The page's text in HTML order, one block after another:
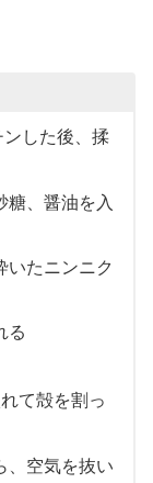
した後、揉
糖、醤油を入
いたニンニク
る
て殻を割っ
、空気を抜い